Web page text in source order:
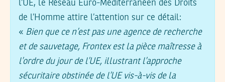
l’UE, le Réseau Euro-Méditerranéen des Droits
de l’Homme attire l’attention sur ce détail:
« Bien que ce n’est pas une agence de recherche
et de sauvetage, Frontex est la pièce maîtresse à
l’ordre du jour de l’UE, illustrant l’approche
sécuritaire obstinée de l’UE vis-à-vis de la